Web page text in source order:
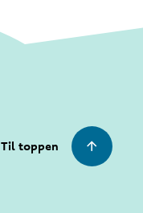
Til toppen